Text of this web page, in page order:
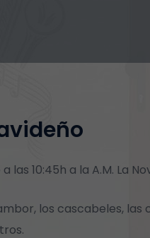
las 10:45h a la A.M. La
los cascabeles,